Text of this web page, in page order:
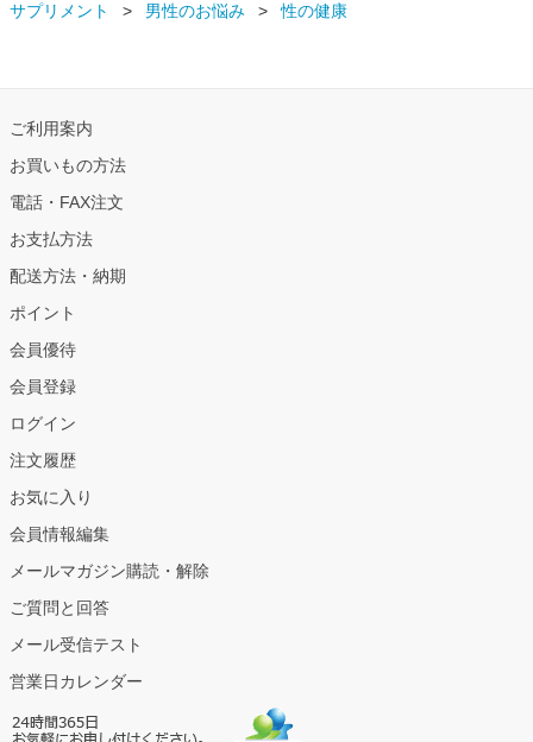
サプリメント
男性のお悩み 性の健康
ご利用案内
お買いもの方法
電話・FAX注文
お支払方法
配送方法・納期
ポイント
会員優待
会員登録
ログイン
注文履歴
お気に入り
会員情報編集
メールマガジン購読・解除
ご質問と回答
メール受信テスト
営業日カレンダー